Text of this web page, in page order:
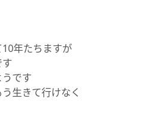
年たちますが
です
生きて行けなく